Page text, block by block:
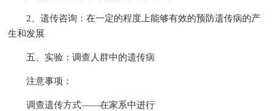
2、遗传咨询：在一定的程度上能够有效的预防遗传病的产
生和发展
五、实验：调查人群中的遗传病
注意事项：
调查遗传方式——在家系中进行